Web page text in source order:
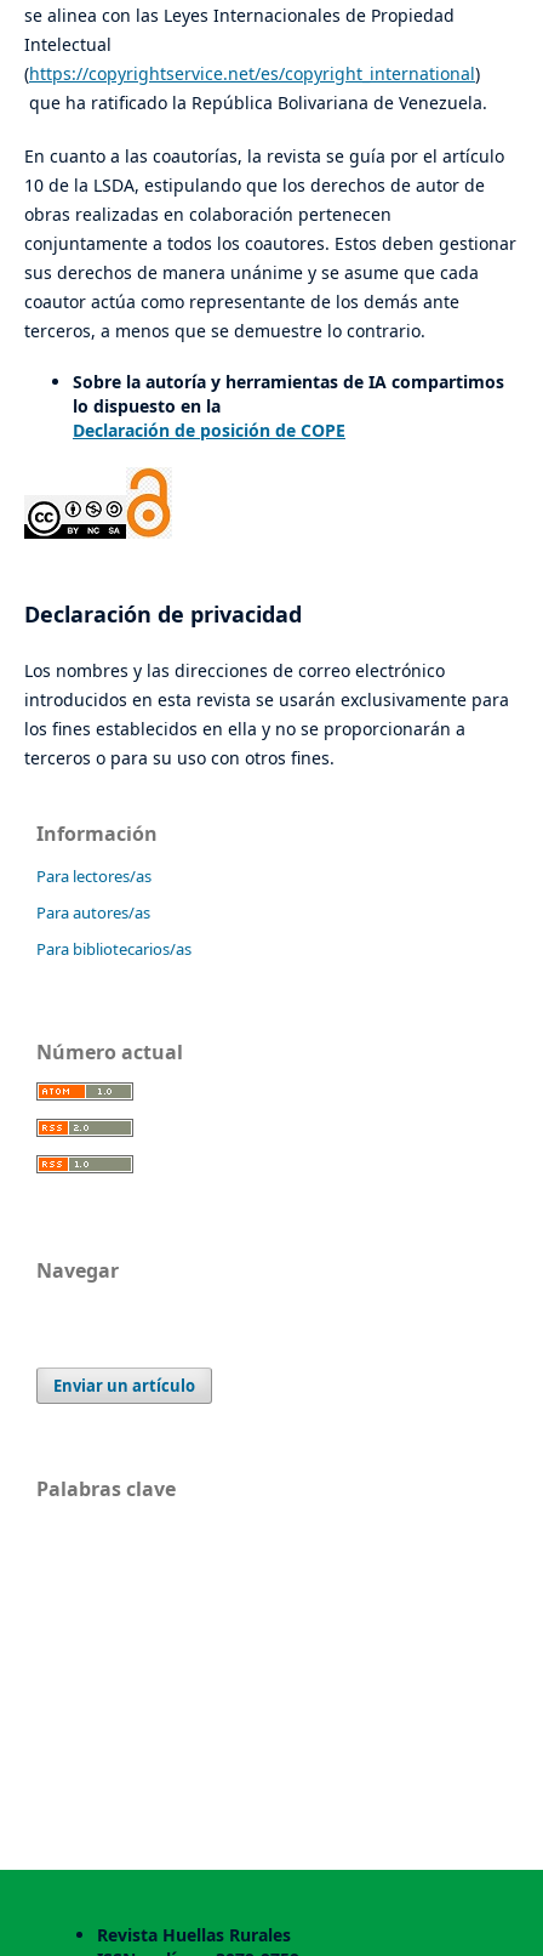
se alinea con las Leyes Internacionales de Propiedad
Intelectual
(https://copyrightservice.net/es/copyright_international)
que ha ratificado la República Bolivariana de Venezuela.
En cuanto a las coautorías, la revista se guía por el artículo
10 de la LSDA, estipulando que los derechos de autor de
obras realizadas en colaboración pertenecen
conjuntamente a todos los coautores. Estos deben gestionar
sus derechos de manera unánime y se asume que cada
coautor actúa como representante de los demás ante
terceros, a menos que se demuestre lo contrario.
Sobre la autoría y herramientas de IA compartimos
lo dispuesto en la
Declaración de posición de COPE
Declaración de privacidad
Los nombres y las direcciones de correo electrónico
introducidos en esta revista se usarán exclusivamente para
los fines establecidos en ella y no se proporcionarán a
terceros o para su uso con otros fines.
Información
Para lectores/as
Para autores/as
Para bibliotecarios/as
Número actual
Navegar
Enviar un artículo
Palabras clave
Revista Huellas Rurales